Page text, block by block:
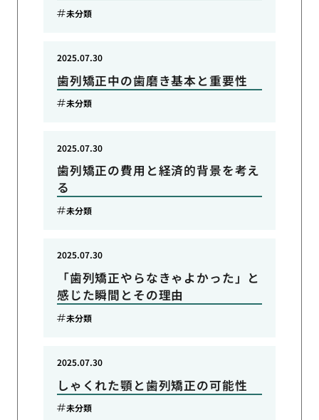
未分類
歯列矯正中の歯磨き基本と重要性
2025.07.30
未分類
歯列矯正の費用と経済的背景を考え
る
2025.07.30
未分類
「歯列矯正やらなきゃよかった」と
感じた瞬間とその理由
2025.07.30
未分類
しゃくれた顎と歯列矯正の可能性
2025.07.30
未分類